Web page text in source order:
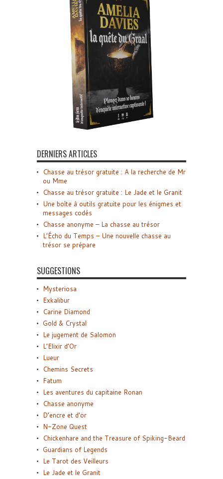
DERNIERS ARTICLES
Chasse au trésor gratuite : A la recherche de Mr
ou Mme
Chasse au trésor gratuite : Le Jade et le Granit
Une boîte à outils gratuite pour les énigmes et
messages codés
Chasse anonyme – La chasse au trésor
L’Écho du Temps – Une nouvelle chasse au
trésor se prépare
SUGGESTIONS
Mysteriosa
Exkalibur
Carine Diamond
Gold & Crystal
Le jugement de Salomon
L’Elixir d’Or
Lueur
Chemins Secrets
Fatum
Les aventures du capitaine Ronan
Chasse anonyme
D’encre et d’or
N-Zone Quest
Chickenhare and the Treasure of Spiking-Beard
Guardians of Legends
Le Tarot des Veilleurs
Le Jade et le Granit